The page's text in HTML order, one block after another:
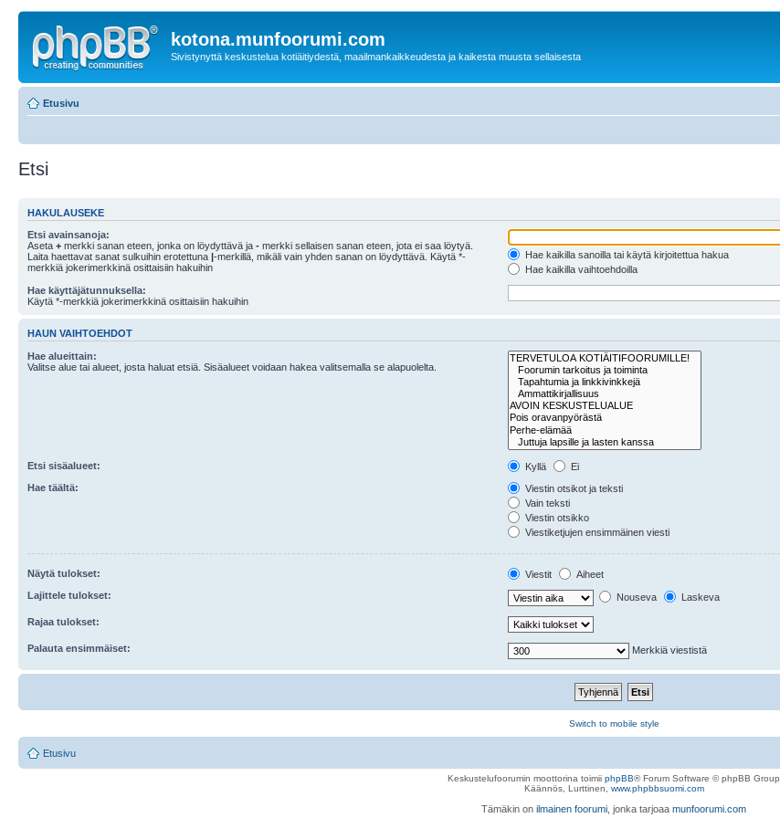
kotona.munfoorumi.com
Sivistynyttä keskustelua kotiäitiydestä, maailmankaikkeudesta ja kaikesta muusta sellaisesta
Etusivu
Etsi
HAKULAUSEKE
Etsi avainsanoja:
Aseta + merkki sanan eteen, jonka on löydyttävä ja - merkki sellaisen sanan eteen, jota ei saa löytyä.
Laita haettavat sanat sulkuihin erotettuna |-merkillä, mikäli vain yhden sanan on löydyttävä. Käytä *-
merkkiä jokerimerkkinä osittaisiin hakuihin
Hae kaikilla sanoilla tai käytä kirjoitettua hakua
Hae kaikilla vaihtoehdoilla
Hae käyttäjätunnuksella:
Käytä *-merkkiä jokerimerkkinä osittaisiin hakuihin
HAUN VAIHTOEHDOT
Hae alueittain:
Valitse alue tai alueet, josta haluat etsiä. Sisäalueet voidaan hakea valitsemalla se alapuolelta.
Etsi sisäalueet: Kyllä
Ei
Hae täältä:
Viestin otsikot ja teksti
Vain teksti
Viestin otsikko
Viestiketjujen ensimmäinen viesti
Näytä tulokset: Viestit
Aiheet
Lajittele tulokset:
Nouseva Laskeva
Rajaa tulokset:
Palauta ensimmäiset: Merkkiä viestistä
Switch to mobile style
Etusivu
Keskustelufoorumin moottorina toimii phpBB® Forum Software © phpBB Group
Käännös, Lurttinen, www.phpbbsuomi.com
Tämäkin on ilmainen foorumi , jonka tarjoaa munfoorumi.com